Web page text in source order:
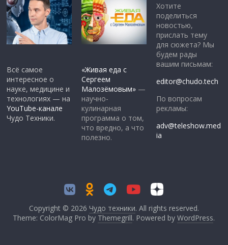
Всё самое
интересное о
науке, медицине и
технологиях — на
YouTube-канале
Чудо Техники.
«Живая еда с
Сергеем
Малозёмовым» —
научно-
кулинарная
программа о том,
что вредно, а что
полезно.
Хотите
поделиться
новостью,
прислать тему
для сюжета? Мы
будем рады
вашим письмам:
editor@chudo.tech
По вопросам
рекламы:
adv@teleshow.med
ia
Copyright © 2026 Чудо техники. All rights reserved.
Theme: ColorMag Pro by Themegrill. Powered byWordPress.